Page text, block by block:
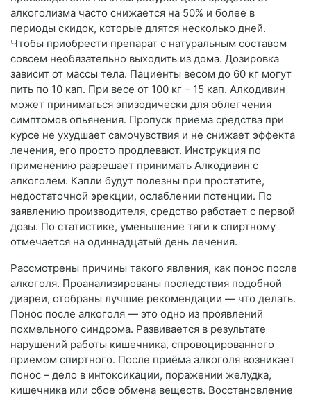
алкоголизма часто снижается на 50% и более в
периоды скидок, которые длятся несколько дней.
Чтобы приобрести препарат с натуральным составом
совсем необязательно выходить из дома. Дозировка
зависит от массы тела. Пациенты весом до 60 кг могут
пить по 10 кап. При весе от 100 кг – 15 кап. Алкодивин
может приниматься эпизодически для облегчения
симптомов опьянения. Пропуск приема средства при
курсе не ухудшает самочувствия и не снижает эффекта
лечения, его просто продлевают. Инструкция по
применению разрешает принимать Алкодивин с
алкоголем. Капли будут полезны при простатите,
недостаточной эрекции, ослаблении потенции. По
заявлению производителя, средство работает с первой
дозы. По статистике, уменьшение тяги к спиртному
отмечается на одиннадцатый день лечения.
Рассмотрены причины такого явления, как понос после
алкоголя. Проанализированы последствия подобной
диареи, отобраны лучшие рекомендации — что делать.
Понос после алкоголя — это одно из проявлений
похмельного синдрома. Развивается в результате
нарушений работы кишечника, спровоцированного
приемом спиртного. После приёма алкоголя возникает
понос – дело в интоксикации, поражении желудка,
кишечника или сбое обмена веществ. Восстановление